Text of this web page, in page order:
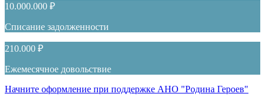
10.000.000 ₽
Списание задолженности
210.000 ₽
Ежемесячное довольствие
Начните оформление при поддержке АНО "Родина Героев"